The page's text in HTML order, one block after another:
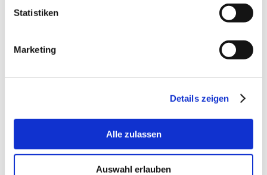
Statistiken
Marketing
Details zeigen
Alle zulassen
Auswahl erlauben
Nutzerführung und erfordern geringe Einarbeitung.
die SOPTIM AG sicher und ausschließlich in
Zugriff aus den USA.
Attraktive Services und Preismodelle
Abrundend bietet das Aachener Unternehmen die
Möglichkeit der vollständigen Übernahme des